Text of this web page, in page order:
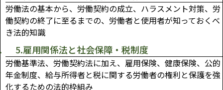
労働法の基本から、労働契約の成立、ハラスメント対策、労
働契約の終了に至るまでの、労働者と使用者が知っておくべ
き法的知識
5.雇用関係法と社会保障・税制度
労働基準法、労働契約法に加え、雇用保険、健康保険、公的
年金制度、給与所得者と税に関する労働者の権利と保護を強
化するための法的枠組み